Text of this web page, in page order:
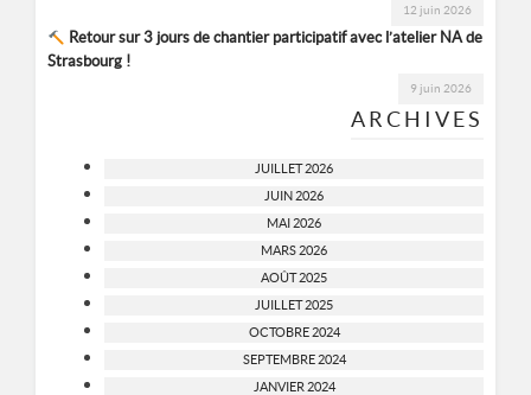
12 juin 2026
Retour sur 3 jours de chantier participatif avec l’atelier NA de
Strasbourg !
9 juin 2026
ARCHIVES
JUILLET 2026
JUIN 2026
MAI 2026
MARS 2026
AOÛT 2025
JUILLET 2025
OCTOBRE 2024
SEPTEMBRE 2024
JANVIER 2024